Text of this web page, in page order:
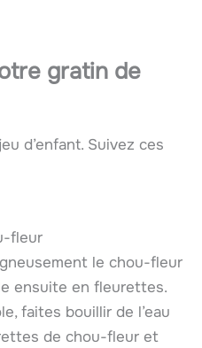
gratin de
d’enfant. Suivez ces
fleur
le chou-fleur
ensuite en fleurettes.
faites bouillir de l’eau
de chou-fleur et